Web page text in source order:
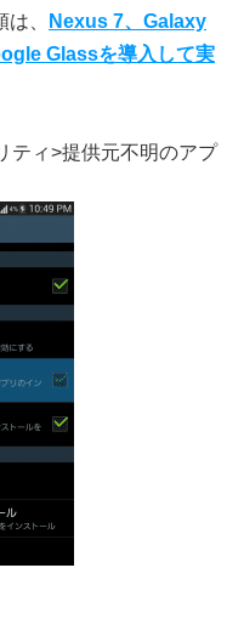
、
Nexus 7、Galaxy
Glassを導入して実
ティ>提供元不明のアプ